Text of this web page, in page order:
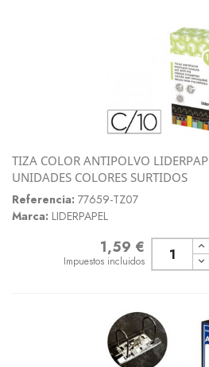
TIZA COLOR ANTIPOLVO
UNIDADES COLORES SURTIDOS
Referencia: 77659-TZ07
Marca: LIDERPAPEL
1,59 €
Impuestos incluidos